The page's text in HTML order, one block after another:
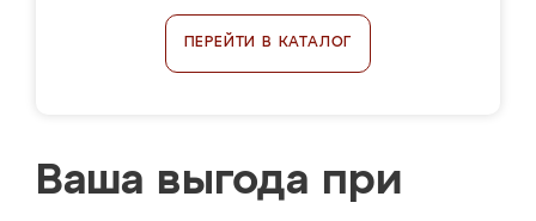
ПЕРЕЙТИ В КАТАЛОГ
Ваша выгода при